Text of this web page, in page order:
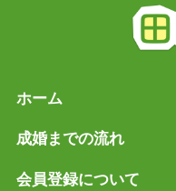
ホーム
成婚までの流れ
会員登録について